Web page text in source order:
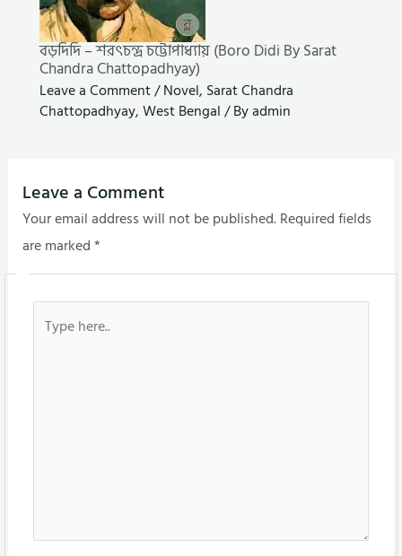
বড়দিদি – শরৎচন্দ্র চট্টোপাধ্যায় (Boro Didi By Sarat
Chandra Chattopadhyay)
Leave a Comment/Novel, Sarat Chandra
Chattopadhyay,West Bengal/ Byadmin
Leave a Comment
Your email address will not be published.Required fields
are marked*
here..